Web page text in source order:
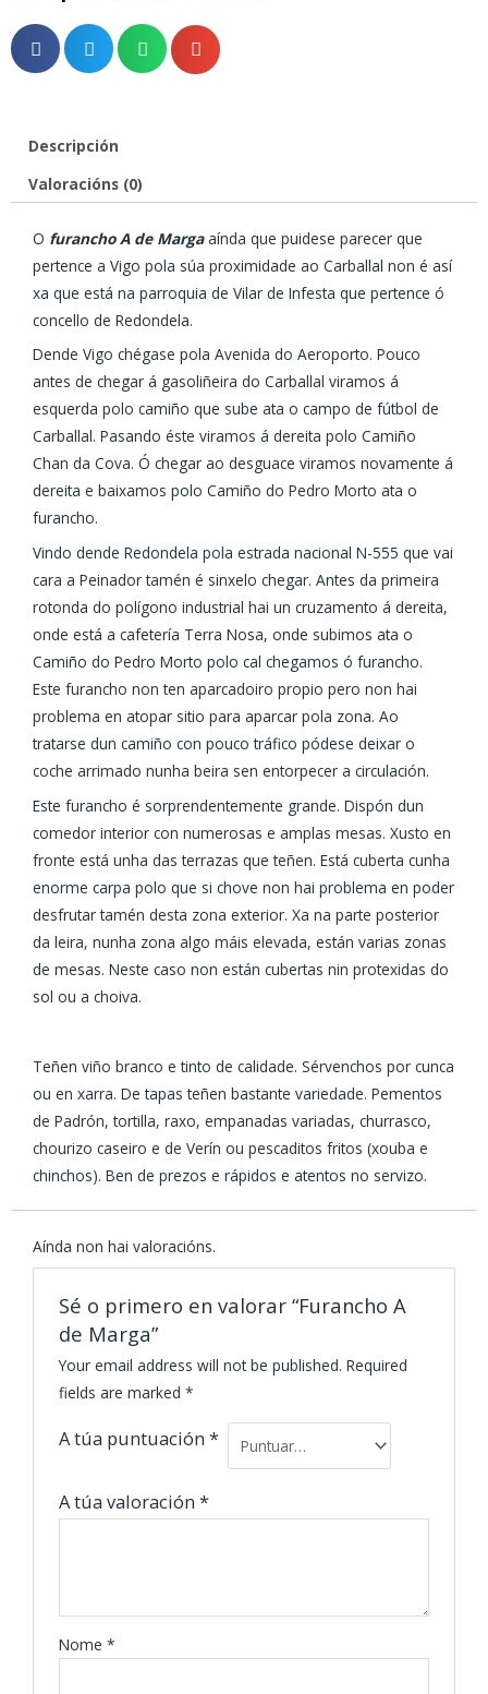
Descripción
Valoracións (0)
O furancho A de Margaaínda que puidese parecer que
pertence a Vigo pola súa proximidade ao Carballal non é así
xa que está na parroquia de Vilar de Infesta que pertence ó
concello de Redondela.
Dende Vigo chégase pola Avenida do Aeroporto. Pouco
antes de chegar á gasoliñeira do Carballal viramos á
esquerda polo camiño que sube ata o campo de fútbol de
Carballal. Pasando éste viramos á dereita polo Camiño
Chan da Cova. Ó chegar ao desguace viramos novamente á
dereita e baixamos polo Camiño do Pedro Morto ata o
furancho.
Vindo dende Redondela pola estrada nacional N-555 que vai
cara a Peinador tamén é sinxelo chegar. Antes da primeira
rotonda do polígono industrial hai un cruzamento á dereita,
onde está a cafetería Terra Nosa, onde subimos ata o
Camiño do Pedro Morto polo cal chegamos ó furancho.
Este furancho non ten aparcadoiro propio pero non hai
problema en atopar sitio para aparcar pola zona. Ao
tratarse dun camiño con pouco tráfico pódese deixar o
coche arrimado nunha beira sen entorpecer a circulación.
Este furancho é sorprendentemente grande. Dispón dun
comedor interior con numerosas e amplas mesas. Xusto en
fronte está unha das terrazas que teñen. Está cuberta cunha
enorme carpa polo que si chove non hai problema en poder
desfrutar tamén desta zona exterior. Xa na parte posterior
da leira, nunha zona algo máis elevada, están varias zonas
de mesas. Neste caso non están cubertas nin protexidas do
sol ou a choiva.
Teñen viño branco e tinto de calidade. Sérvenchos por cunca
ou en xarra. De tapas teñen bastante variedade. Pementos
de Padrón, tortilla, raxo, empanadas variadas, churrasco,
chourizo caseiro e de Verín ou pescaditos fritos (xouba e
chinchos). Ben de prezos e rápidos e atentos no servizo.
Aínda non hai valoracións.
Sé o primero en valorar “Furancho A
de Marga”
Your email address will not be published. Required
fields are marked *
A túa puntuación *
A túa valoración *
Nome *